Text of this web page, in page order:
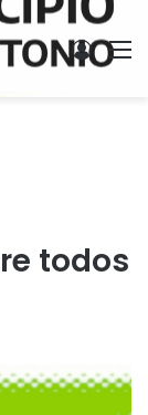
todos